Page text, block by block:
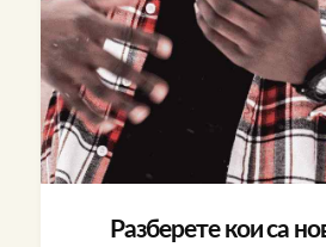
Разберете кои са